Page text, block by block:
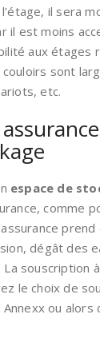
il sera
il est moins
aux étages
sont
etc.
espace de
comme
dégât des
souscription
le choix de
Annexx ou